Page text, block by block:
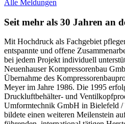
Alle Meldungen
Seit mehr als 30 Jahren an
Mit Hochdruck als Fachgebiet
entspannte und offene
bei jedem Projekt individuell
Neuenhauser Kompressorenbau
Übernahme des
Meyer im Jahre 1986. Die 1995
Druckluftbehälter- und
Umformtechnik GmbH in Bielefeld
bildete einen weiteren Meilenstein